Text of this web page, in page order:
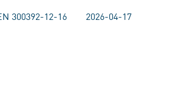
300392-12-16 2026-04-17